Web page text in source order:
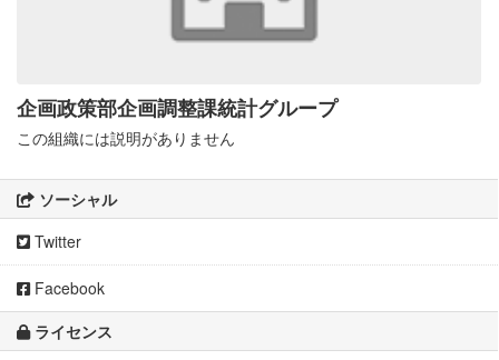
企画政策部企画調整課統計グループ
この組織には説明がありません
ソーシャル
Twitter
Facebook
ライセンス